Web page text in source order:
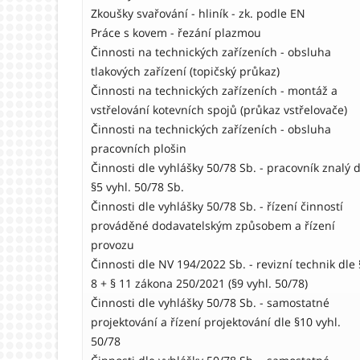
Zkoušky svařování - hliník - zk. podle EN
Práce s kovem - řezání plazmou
Činnosti na technických zařízeních - obsluha
tlakových zařízení (topičský průkaz)
Činnosti na technických zařízeních - montáž a
vstřelování kotevních spojů (průkaz vstřelovače)
Činnosti na technických zařízeních - obsluha
pracovních plošin
Činnosti dle vyhlášky 50/78 Sb. - pracovník znalý
§5 vyhl. 50/78 Sb.
Činnosti dle vyhlášky 50/78 Sb. - řízení činností
prováděné dodavatelským způsobem a řízení
provozu
Činnosti dle NV 194/2022 Sb. - revizní technik dle
8 + § 11 zákona 250/2021 (§9 vyhl. 50/78)
Činnosti dle vyhlášky 50/78 Sb. - samostatné
projektování a řízení projektování dle §10 vyhl.
50/78